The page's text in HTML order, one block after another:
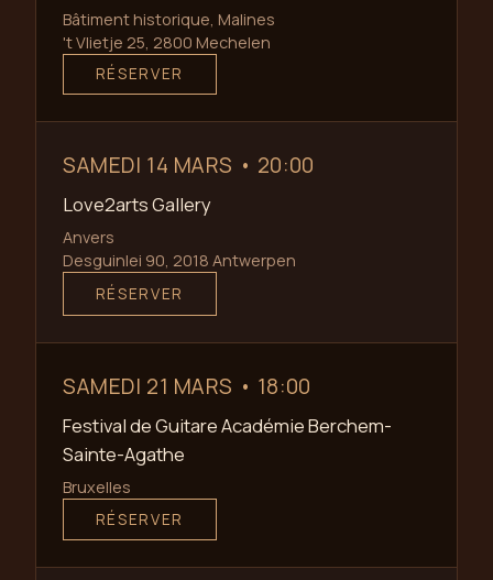
Bâtiment historique, Malines
't Vlietje 25, 2800 Mechelen
RÉSERVER
SAMEDI 14 MARS • 20:00
Love2arts Gallery
Anvers
Desguinlei 90, 2018 Antwerpen
RÉSERVER
SAMEDI 21 MARS • 18:00
Festival de Guitare Académie Berchem-
Sainte-Agathe
Bruxelles
RÉSERVER